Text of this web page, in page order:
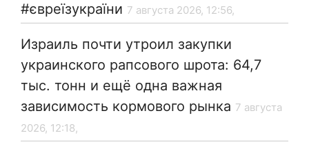
#євреїзукраїни 7 августа 2026, 12:56,
Израиль почти утроил закупки
украинского рапсового шрота: 64,7
тыс. тонн и ещё одна важная
зависимость кормового рынка 7 августа
2026, 12:18,